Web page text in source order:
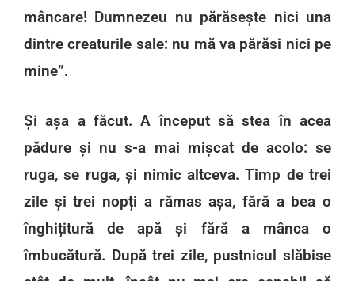
mâncare! Dumnezeu nu părăsește nici una
dintre creaturile sale: nu mă va părăsi nici pe
mine”.
Și așa a făcut. A început să stea în acea
pădure și nu s-a mai mișcat de acolo: se
ruga, se ruga, și nimic altceva. Timp de trei
zile și trei nopți a rămas așa, fără a bea o
înghițitură de apă și fără a mânca o
îmbucătură. După trei zile, pustnicul slăbise